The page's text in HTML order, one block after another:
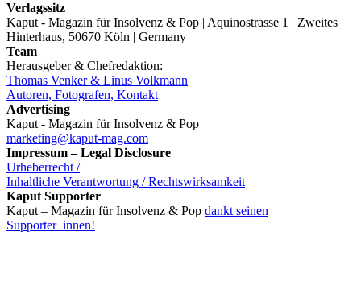
Verlagssitz
Kaput - Magazin für Insolvenz & Pop | Aquinostrasse 1 | Zweites
Hinterhaus, 50670 Köln | Germany
Team
Herausgeber & Chefredaktion:
Thomas Venker & Linus Volkmann
Autoren, Fotografen, Kontakt
Advertising
Kaput - Magazin für Insolvenz & Pop
marketing@kaput-mag.com
Impressum – Legal Disclosure
Urheberrecht /
Inhaltliche Verantwortung / Rechtswirksamkeit
Kaput Supporter
Kaput – Magazin für Insolvenz & Pop dankt seinen
Supporter_innen!